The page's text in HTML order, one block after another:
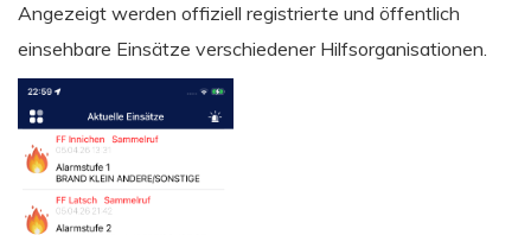
Angezeigt werden offiziell registrierte und öffentlich
einsehbare Einsätze verschiedener Hilfsorganisationen.